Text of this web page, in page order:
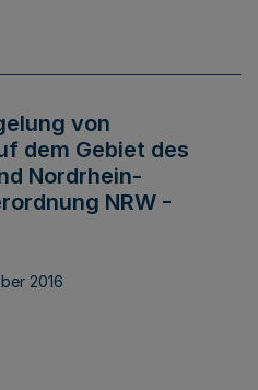
von
dem Gebiet des
Nordrhein-
NRW -
2016